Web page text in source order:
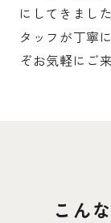
にしてきまし
タッフが丁寧
ぞお気軽にご
こん